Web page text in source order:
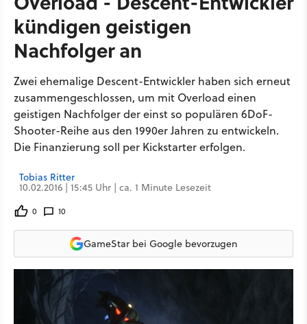
kündigen geistigen
Nachfolger an
Zwei ehemalige Descent-Entwickler haben sich erneut
zusammengeschlossen, um mit Overload einen
geistigen Nachfolger der einst so populären 6DoF-
Shooter-Reihe aus den 1990er Jahren zu entwickeln.
Die Finanzierung soll per Kickstarter erfolgen.
Tobias Ritter
10.02.2016 | 15:45 Uhr | ca. 1 Minute Lesezeit
0 10
GameStar bei Google bevorzugen